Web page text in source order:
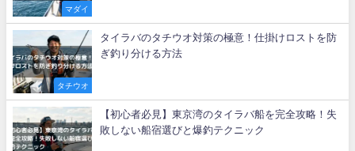
マダイ
タチウオ
タイラバのタチウオ対策の極意！仕掛けロストを防
ぎ釣り分ける方法
【初心者必見】東京湾のタイラバ船を完全攻略！失
敗しない船宿選びと爆釣テクニック